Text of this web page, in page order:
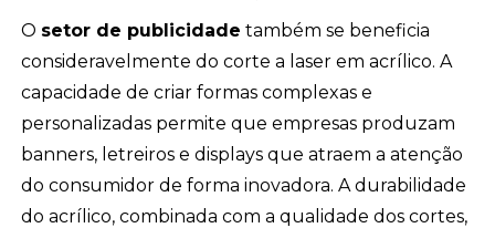
O setor de publicidade também se beneficia
consideravelmente do corte a laser em acrílico. A
capacidade de criar formas complexas e
personalizadas permite que empresas produzam
banners, letreiros e displays que atraem a atenção
do consumidor de forma inovadora. A durabilidade
do acrílico, combinada com a qualidade dos cortes,